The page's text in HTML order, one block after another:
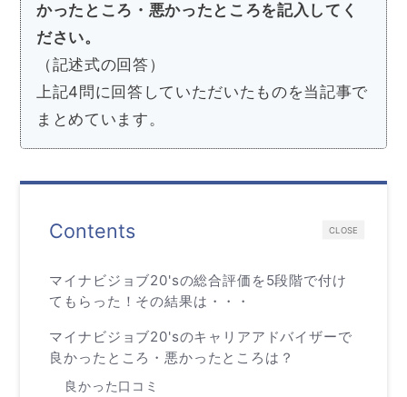
かったところ・悪かったところを記入してく
ださい。
（記述式の回答）
上記4問に回答していただいたものを当記事で
まとめています。
CLOSE
Contents
マイナビジョブ20'sの総合評価を5段階で付け
てもらった！その結果は・・・
マイナビジョブ20'sのキャリアアドバイザーで
良かったところ・悪かったところは？
良かった口コミ